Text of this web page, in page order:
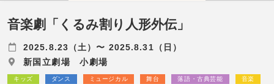
音楽劇「くるみ割り人形外伝」
2025.8.23（土）〜 2025.8.31（日）
新国立劇場 小劇場
キッズ ダンス ミュージカル 舞台 落語・古典芸能 音楽